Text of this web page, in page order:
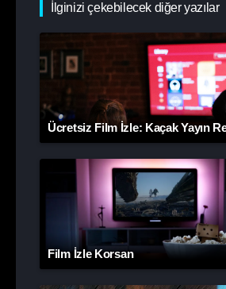
İlginizi çekebilecek diğer yazılar
Ücretsiz Film İzle: Kaçak Yayın
Film İzle Korsan